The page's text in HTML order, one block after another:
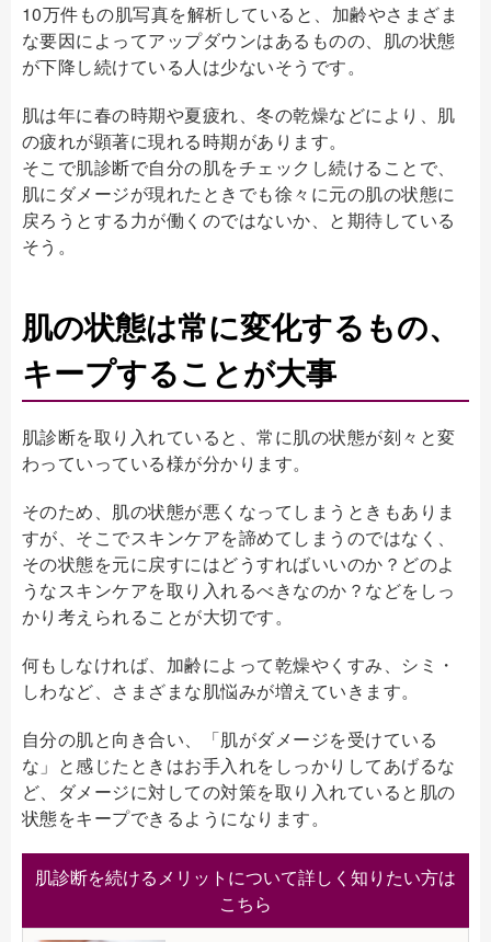
10万件もの肌写真を解析していると、加齢やさまざま
な要因によってアップダウンはあるものの、肌の状態
が下降し続けている人は少ないそうです。
肌は年に春の時期や夏疲れ、冬の乾燥などにより、肌
の疲れが顕著に現れる時期があります。
そこで肌診断で自分の肌をチェックし続けることで、
肌にダメージが現れたときでも徐々に元の肌の状態に
戻ろうとする力が働くのではないか、と期待している
そう。
肌の状態は常に変化するもの、
キープすることが大事
肌診断を取り入れていると、常に肌の状態が刻々と変
わっていっている様が分かります。
そのため、肌の状態が悪くなってしまうときもありま
すが、そこでスキンケアを諦めてしまうのではなく、
その状態を元に戻すにはどうすればいいのか？どのよ
うなスキンケアを取り入れるべきなのか？などをしっ
かり考えられることが大切です。
何もしなければ、加齢によって乾燥やくすみ、シミ・
しわなど、さまざまな肌悩みが増えていきます。
自分の肌と向き合い、「肌がダメージを受けている
な」と感じたときはお手入れをしっかりしてあげるな
ど、ダメージに対しての対策を取り入れていると肌の
状態をキープできるようになります。
肌診断を続けるメリットについて詳しく知りたい方は
こちら